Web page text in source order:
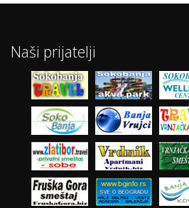
Naši prijatelji